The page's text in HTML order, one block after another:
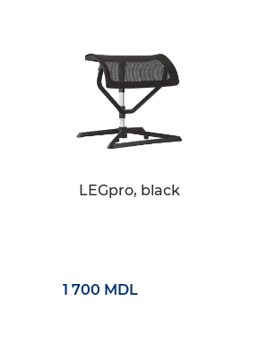
LEGpro, black
1 700 MDL